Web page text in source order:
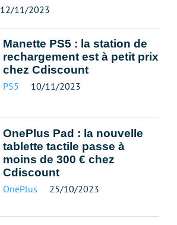
12/11/2023
Manette PS5 : la station de
rechargement est à petit prix
chez Cdiscount
PS5 10/11/2023
OnePlus Pad : la nouvelle
tablette tactile passe à
moins de 300 € chez
Cdiscount
OnePlus 25/10/2023